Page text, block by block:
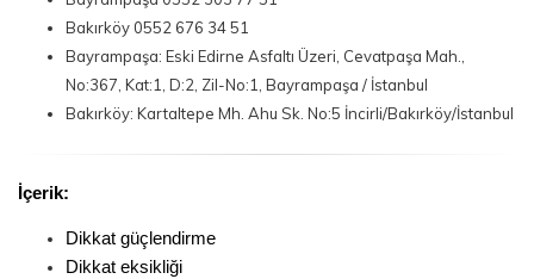
Bakırköy 0552 676 34 51
Bayrampaşa: Eski Edirne Asfaltı Üzeri, Cevatpaşa Mah.,
No:367, Kat:1, D:2, Zil-No:1, Bayrampaşa / İstanbul
Bakırköy: Kartaltepe Mh. Ahu Sk. No:5 İncirli/Bakırköy/İstanbul
İçerik:
Dikkat güçlendirme
Dikkat eksikliği